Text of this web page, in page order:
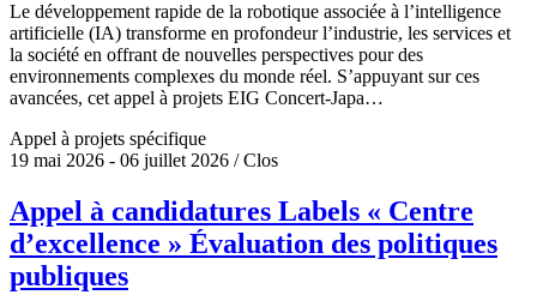
Le développement rapide de la robotique associée à l’intelligence
artificielle (IA) transforme en profondeur l’industrie, les services et
la société en offrant de nouvelles perspectives pour des
environnements complexes du monde réel. S’appuyant sur ces
avancées, cet appel à projets EIG Concert-Japa…
Appel à projets spécifique
19 mai 2026 - 06 juillet 2026 / Clos
Appel à candidatures Labels « Centre
d’excellence » Évaluation des politiques
publiques